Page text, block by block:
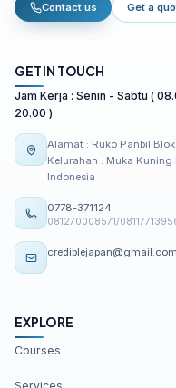
Contact us Get a
GET IN TOUCH
Jam Kerja : Senin - Sabtu (
20.00 )
Alamat : Ruko Panbil
Kelurahan : Muka
Indonesia
0778-371124
081270008571/
EXPLORE
Courses